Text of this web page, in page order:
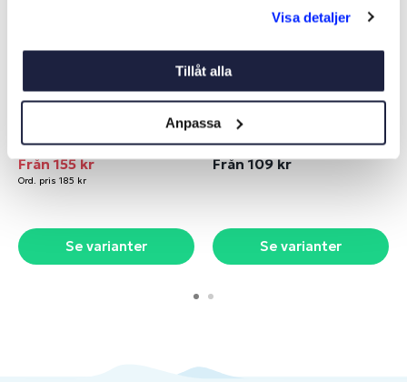
Visa detaljer
Tillåt alla
Anpassa
SOFT SHACKLES
Från 155 kr
Ord. pris 185 kr
Se varianter
NYCKELSCHACKEL M
TVÄRPINNE
Från 109 kr
Se varianter